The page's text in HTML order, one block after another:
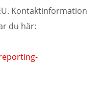
Kontaktinformation
du här: